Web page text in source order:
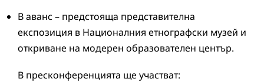
В аванс – предстояща представителна
експозиция в Националния етнографски музей и
откриване на модерен образователен център.
В пресконференцията ще участват: